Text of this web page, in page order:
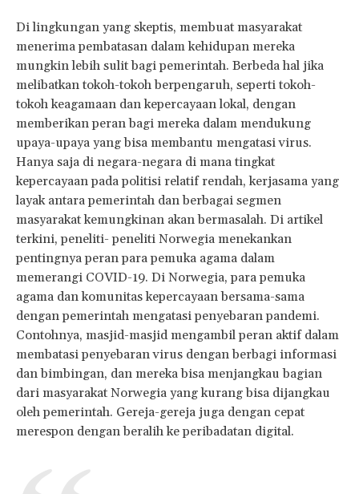
Di lingkungan yang skeptis, membuat masyarakat
menerima pembatasan dalam kehidupan mereka
mungkin lebih sulit bagi pemerintah. Berbeda hal jika
melibatkan tokoh-tokoh berpengaruh, seperti tokoh-
tokoh keagamaan dan kepercayaan lokal, dengan
memberikan peran bagi mereka dalam mendukung
upaya-upaya yang bisa membantu mengatasi virus.
Hanya saja di negara-negara di mana tingkat
kepercayaan pada politisi relatif rendah, kerjasama yang
layak antara pemerintah dan berbagai segmen
masyarakat kemungkinan akan bermasalah. Di artikel
terkini, peneliti- peneliti Norwegia menekankan
pentingnya peran para pemuka agama dalam
memerangi COVID-19. Di Norwegia, para pemuka
agama dan komunitas kepercayaan bersama-sama
dengan pemerintah mengatasi penyebaran pandemi.
Contohnya, masjid-masjid mengambil peran aktif dalam
membatasi penyebaran virus dengan berbagi informasi
dan bimbingan, dan mereka bisa menjangkau bagian
dari masyarakat Norwegia yang kurang bisa dijangkau
oleh pemerintah. Gereja-gereja juga dengan cepat
merespon dengan beralih ke peribadatan digital.